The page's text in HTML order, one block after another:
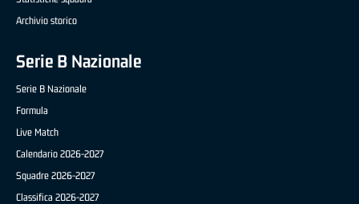
Archivio storico
Serie B Nazionale
Serie B Nazionale
Formula
Live Match
Calendario 2026-2027
Squadre 2026-2027
Classifica 2026-2027